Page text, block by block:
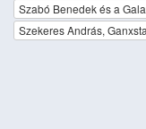
Szabó Benedek és a
Szekeres András,